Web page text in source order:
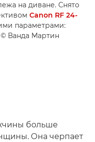
на диване. Снято
Canon RF 24-
параметрами:
© Ванда Мартин
больше
Она черпает